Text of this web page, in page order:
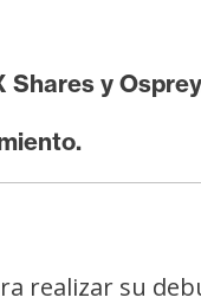
Shares y
realizar su